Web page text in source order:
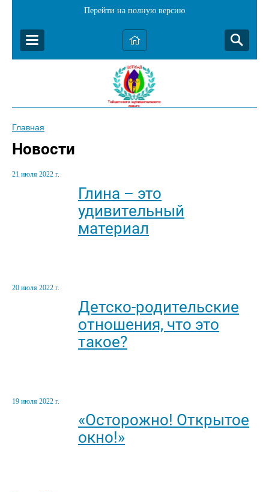
Перейти на полную версию
Главная
Новости
21 июля 2022 г.
Глина – это
удивительный
материал
20 июля 2022 г.
Детско-родительские
отношения, что это
такое?
19 июля 2022 г.
«Осторожно! Открытое
окно!»